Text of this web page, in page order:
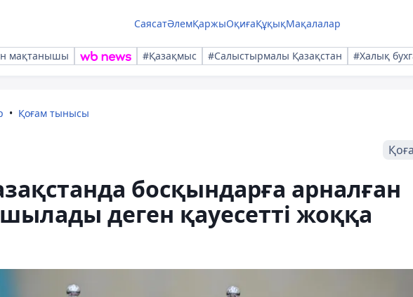
СаясатӘлемҚаржыОқиғаҚұқықМақалалар
мақтанышы #Қазақмыс #Салыстырмалы Қазақстан #Халық
Қоғам тынысы
босқындарға арналған
деген қауесетті жоққа